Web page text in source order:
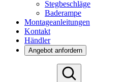
Stegbeschläge
Baderampe
Montageanleitungen
Kontakt
Händler
Angebot anfordern